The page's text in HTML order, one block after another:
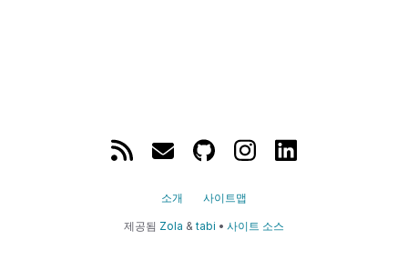
소개 사이트맵
제공됨 Zola & tabi • 사이트 소스